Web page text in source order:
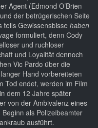
Agent (Edmond O’Brien
der betrügerischen Seite
teils Gewissensbisse haben
formuliert, denn Cody
und ruchloser
und Loyalität dennoch
Vic Pardo über die
Hand vorbereiteten
Tod endet, werden im Film
dem 12 Jahre später
von der Ambivalenz eines
als Polizeibeamter
ausführt.